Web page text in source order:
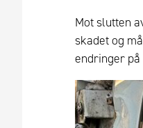
Mot slutten
skadet og
endringer